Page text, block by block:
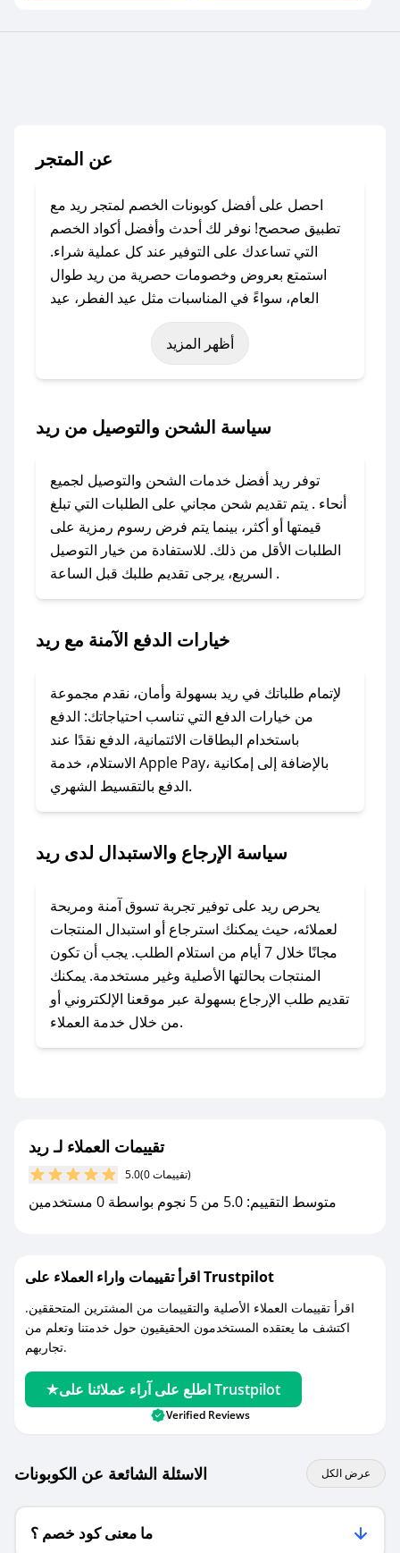
عن المتجر
احصل على أفضل كوبونات الخصم لمتجر ريد مع
تطبيق صحصح! نوفر لك أحدث وأفضل أكواد الخصم
التي تساعدك على التوفير عند كل عملية شراء.
استمتع بعروض وخصومات حصرية من ريد طوال
العام، سواءً في المناسبات مثل عيد الفطر، عيد
الأضحى، الجمعة البيضاء (شهر نوفمبر)، رمضان،
اليوم الوطني، يوم التأسيس، أو حتى عروض خاصة
باستخدام تطبيق صحصح، يمكنك العثور بسهولة على
معنا عبر تويتر أو البريد الإلكتروني لإضافته بسرعة.
### كيفية استخدام كود خصم ريد؟
1. انسخ كود الخصم من تطبيق صحصح.
2. الصقه في خانة الدفع عند التسوق من ريد.
لا تقلق! يمكنك التواصل مع فريق دعم صحصح عبر
وسنقوم بحل المشكلة في أسرع وقت ممكن.
### ماذا أفعل إذا لم أجد كود خصم لمتجري
المفضل؟
في حال عدم توفر كوبونات لمتجرك المفضل، يمكنك
مراسلتنا مباشرة وسنعمل على توفير الكوبونات في
ريد؟
للحصول على كوبونات وخصومات حصرية، قم بما
يلي:
- اضغط على أيقونة متابعة لمتجر ريد في تطبيق
صحصح.
- تابع حسابنا الرسمي على تويتر وقم بتفعيل زر
مع صحصح، تسوق بذكاء ووفّر على كل مشترياتك مع
أظهر المزيد
سياسة الشحن والتوصيل من ريد
توفر ريد أفضل خدمات الشحن والتوصيل لجميع
أنحاء . يتم تقديم شحن مجاني على الطلبات التي تبلغ
قيمتها أو أكثر، بينما يتم فرض رسوم رمزية على
الطلبات الأقل من ذلك. للاستفادة من خيار التوصيل
السريع، يرجى تقديم طلبك قبل الساعة .
خيارات الدفع الآمنة مع ريد
لإتمام طلباتك في ريد بسهولة وأمان، نقدم مجموعة
من خيارات الدفع التي تناسب احتياجاتك: الدفع
باستخدام البطاقات الائتمانية، الدفع نقدًا عند
الاستلام، خدمة Apple Pay، بالإضافة إلى إمكانية
الدفع بالتقسيط الشهري.
سياسة الإرجاع والاستبدال لدى ريد
يحرص ريد على توفير تجربة تسوق آمنة ومريحة
لعملائه، حيث يمكنك استرجاع أو استبدال المنتجات
مجانًا خلال 7 أيام من استلام الطلب. يجب أن تكون
المنتجات بحالتها الأصلية وغير مستخدمة. يمكنك
تقديم طلب الإرجاع بسهولة عبر موقعنا الإلكتروني أو
من خلال خدمة العملاء.
تقييمات العملاء لـ ريد
5.0 (0 تقييمات)
متوسط التقييم: 5.0 من 5 نجوم بواسطة 0 مستخدمين
اقرأ تقييمات واراء العملاء على Trustpilot
اقرأ تقييمات العملاء الأصلية والتقييمات من المشترين المتحققين.
اكتشف ما يعتقده المستخدمون الحقيقيون حول خدمتنا وتعلم من
تجاربهم.
اطلع على آراء عملائنا على Trustpilot
Verified Reviews
الاسئلة الشائعة عن الكوبونات عرض الكل
ما معنى كود خصم ؟